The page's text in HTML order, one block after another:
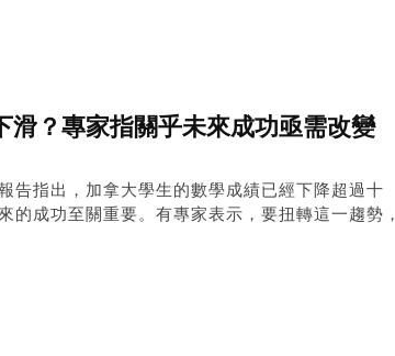
滑？專家指關乎未來成功亟需改變
告指出，加拿大學生的數學成績已經下降超過十
的成功至關重要。有專家表示，要扭轉這一趨勢，